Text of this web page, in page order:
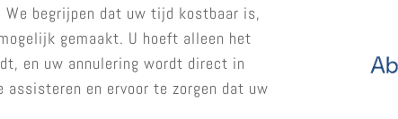
begrijpen dat uw tijd kostbaar is,
gemaakt. U hoeft alleen het
en uw annulering wordt direct in
assisteren en ervoor te zorgen dat uw